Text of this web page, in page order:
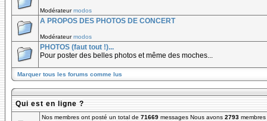
Modérateurmodos
A PROPOS DES PHOTOS DE CONCERT
Modérateurmodos
PHOTOS (faut tout !)...
Pour poster des belles photos et même des moches...
Marquer tous les forums comme lus
Qui est en ligne ?
Nos membres ont posté un total de 71669 messages Nous avons 2793